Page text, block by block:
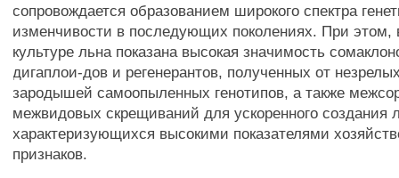
сопровождается образованием широкого спектра
изменчивости в последующих поколениях. При этом,
культуре льна показана высокая значимость
дигаплои-дов и регенерантов, полученных от
зародышей самоопыленных генотипов, а также
межвидовых скрещиваний для ускоренного создания
характеризующихся высокими показателями
признаков.